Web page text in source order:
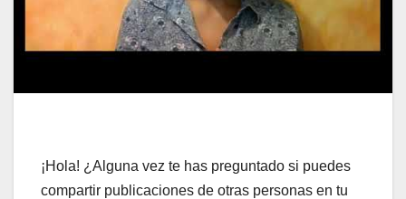
¡Hola! ¿Alguna vez te has preguntado si puedes
compartir publicaciones de otras personas en tu